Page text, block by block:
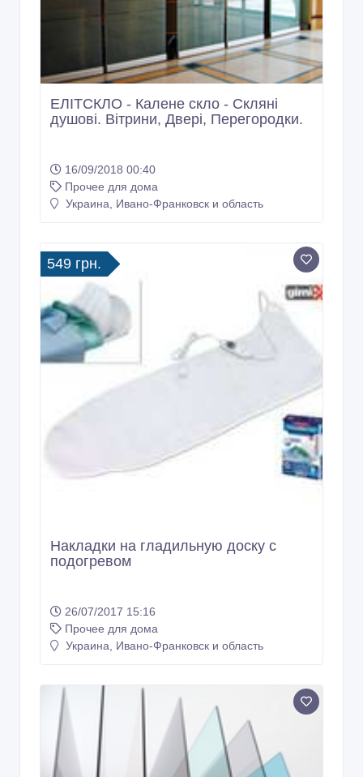
ЕЛІТСКЛО - Калене скло - Скляні
душові. Вітрини, Двері, Перегородки.
16/09/2018 00:40
Прочее для дома
Украина, Ивано-Франковск и область
549 грн.
Накладки на гладильную доску с
подогревом
26/07/2017 15:16
Прочее для дома
Украина, Ивано-Франковск и область